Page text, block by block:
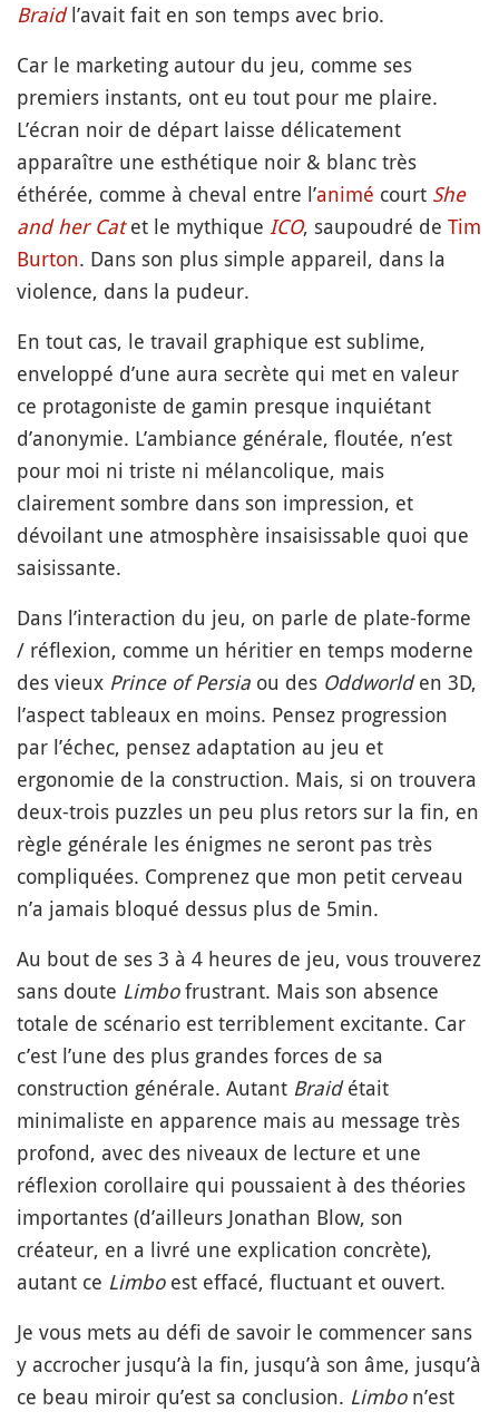
Braidl’avait fait en son temps avec brio.
Car le marketing autour du jeu, comme ses
premiers instants, ont eu tout pour me plaire.
L’écran noir de départ laisse délicatement
apparaître une esthétique noir & blanc très
éthérée, comme à cheval entre l’animé court She
and her Catet le mythique ICO, saupoudré de Tim
Burton. Dans son plus simple appareil, dans la
violence, dans la pudeur.
En tout cas, le travail graphique est sublime,
enveloppé d’une aura secrète qui met en valeur
ce protagoniste de gamin presque inquiétant
d’anonymie. L’ambiance générale, floutée, n’est
pour moi ni triste ni mélancolique, mais
clairement sombre dans son impression, et
dévoilant une atmosphère insaisissable quoi que
saisissante.
Dans l’interaction du jeu, on parle de plate-forme
/ réflexion, comme un héritier en temps moderne
des vieux Prince of Persia ou des Oddworlden 3D,
l’aspect tableaux en moins. Pensez progression
par l’échec, pensez adaptation au jeu et
ergonomie de la construction. Mais, si on trouvera
deux-trois puzzles un peu plus retors sur la fin, en
règle générale les énigmes ne seront pas très
compliquées. Comprenez que mon petit cerveau
n’a jamais bloqué dessus plus de 5min.
Au bout de ses 3 à 4 heures de jeu, vous trouverez
sans doute Limbofrustrant. Mais son absence
totale de scénario est terriblement excitante. Car
c’est l’une des plus grandes forces de sa
construction générale. Autant Braidétait
minimaliste en apparence mais au message très
profond, avec des niveaux de lecture et une
réflexion corollaire qui poussaient à des théories
importantes (d’ailleurs Jonathan Blow, son
créateur, en a livré une explication concrète),
autant ce Limboest effacé, fluctuant et ouvert.
Je vous mets au défi de savoir le commencer sans
y accrocher jusqu’à la fin, jusqu’à son âme, jusqu’à
ce beau miroir qu’est sa conclusion. Limbon’est